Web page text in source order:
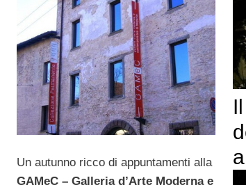
Un autunno ricco di appuntamenti alla
GAMeC – Galleria d’Arte Moderna e